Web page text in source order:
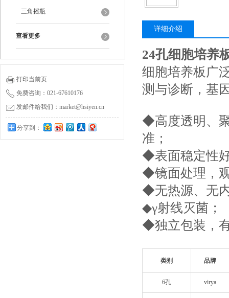
三角摇瓶
查看更多
打印当前页
免费咨询：021-67610176
发邮件给我们：market@hsiyen.cn
分享到：
详细介绍
24孔细胞培养
细胞培养板广
测与诊断，基
◆高度透明、
准；
◆表面稳定性
◆镜面处理，
◆无热源、无
◆γ射线灭菌；
◆独立包装，
类别 品牌
6孔 virya